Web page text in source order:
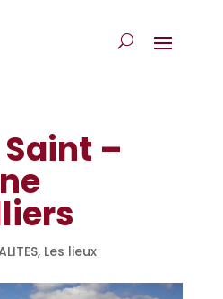
–
, Les lieux